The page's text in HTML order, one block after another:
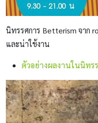
นิทรรศการ Betterism จาก
และน่าใช้งาน
ตัวอย่างผลงานในนิทร